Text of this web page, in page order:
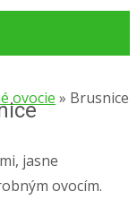
ovocie » Brusnice
jasne
ovocím.